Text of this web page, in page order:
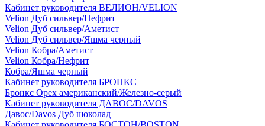
Кабинет руководителя ВЕЛИОН/VELION
Velion Дуб сильвер/Нефрит
Velion Дуб сильвер/Аметист
Velion Дуб сильвер/Яшма черный
Velion Кобра/Аметист
Velion Кобра/Нефрит
Кобра/Яшма черный
Кабинет руководителя БРОНКС
Бронкс Орех американский/Железно-серый
Кабинет руководителя ДАВОС/DAVOS
Давос/Davos Дуб шоколад